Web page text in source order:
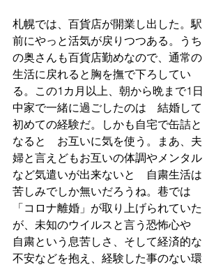
札幌では、百貨店が開業し出した。駅
前にやっと活気が戻りつつある。うち
の奥さんも百貨店勤めなので、通常の
生活に戻れると胸を撫で下ろしてい
る。この1カ月以上、朝から晩まで1日
中家で一緒に過ごしたのは　結婚して
初めての経験だ。しかも自宅で缶詰と
なると　お互いに気を使う。まあ、夫
婦と言えどもお互いの体調やメンタル
など気遣いが出来ないと　自粛生活は
苦しみでしか無いだろうね。巷では
「コロナ離婚」が取り上げられていた
が、未知のウイルスと言う恐怖心や
自粛という息苦しさ、そして経済的な
不安などを抱え、経験した事のない環